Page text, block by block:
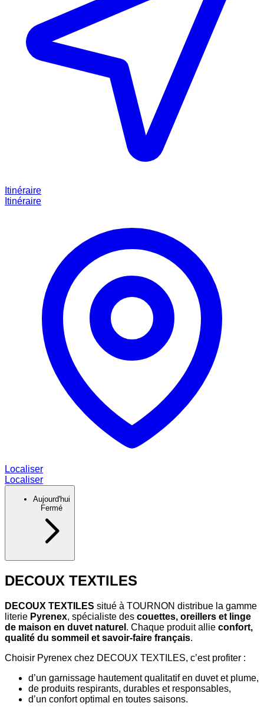
Itinéraire
Itinéraire
Localiser
Localiser
Aujourd'hui
Fermé
DECOUX TEXTILES
DECOUX TEXTILES situé à TOURNON distribue la gamme
literie Pyrenex, spécialiste des couettes, oreillers et linge
de maison en duvet naturel . Chaque produit allie confort,
qualité du sommeil et savoir-faire français.
Choisir Pyrenex chez DECOUX TEXTILES, c’est profiter :
d’un garnissage hautement qualitatif en duvet et plume,
de produits respirants, durables et responsables,
d’un confort optimal en toutes saisons.